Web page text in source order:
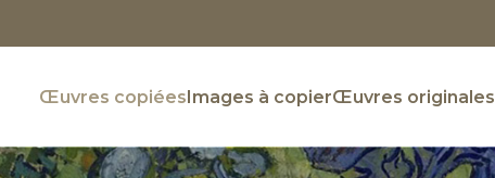
Œuvres copiéesImages à copierŒuvres originales